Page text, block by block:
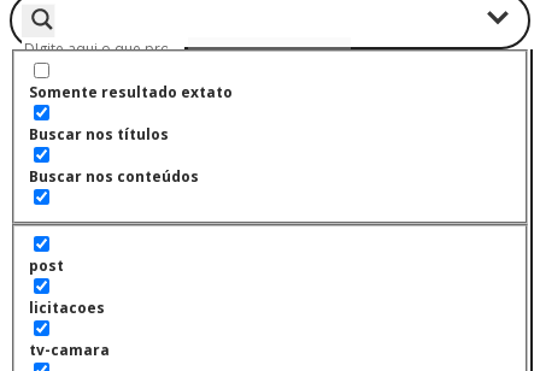
Somente resultado extato
Buscar nos títulos
Buscar nos conteúdos
post
licitacoes
tv-camara